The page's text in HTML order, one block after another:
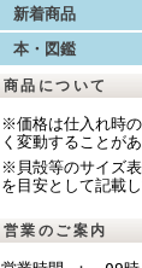
新着商品
本・図鑑
商品について
※価格は仕入れ時
く変動することがあ
※貝殻等のサイズ
を目安として記載し
営業のご案内